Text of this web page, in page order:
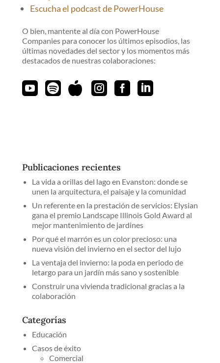
Escucha el podcast de PowerHouse
O bien, mantente al día con PowerHouse
Companies para conocer los últimos episodios, las
últimas novedades del sector y los momentos más
destacados de nuestras colaboraciones:
     
Publicaciones recientes
La vida a orillas del lago en Evanston: donde se
unen la arquitectura, el paisaje y la comunidad
Un referente en la prestación de servicios: Elysian
gana el premio Landscape Illinois Gold Award al
mejor mantenimiento de jardines
Por qué el marrón es un color precioso: una
nueva visión del invierno en el sector del lujo
La ventaja del invierno: la poda en periodo de
letargo para un jardín más sano y sostenible
Construir una vivienda tradicional gracias a la
colaboración
Categorías
Educación
Casos de éxito
Comercial